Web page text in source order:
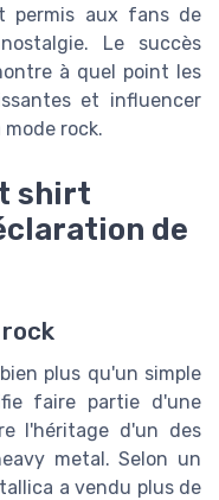
permis aux fans de
Le succès
à quel point les
et influencer
rock.
shirt
de
plus qu'un simple
faire partie d'une
l'héritage d'un des
metal. Selon un
a vendu plus de